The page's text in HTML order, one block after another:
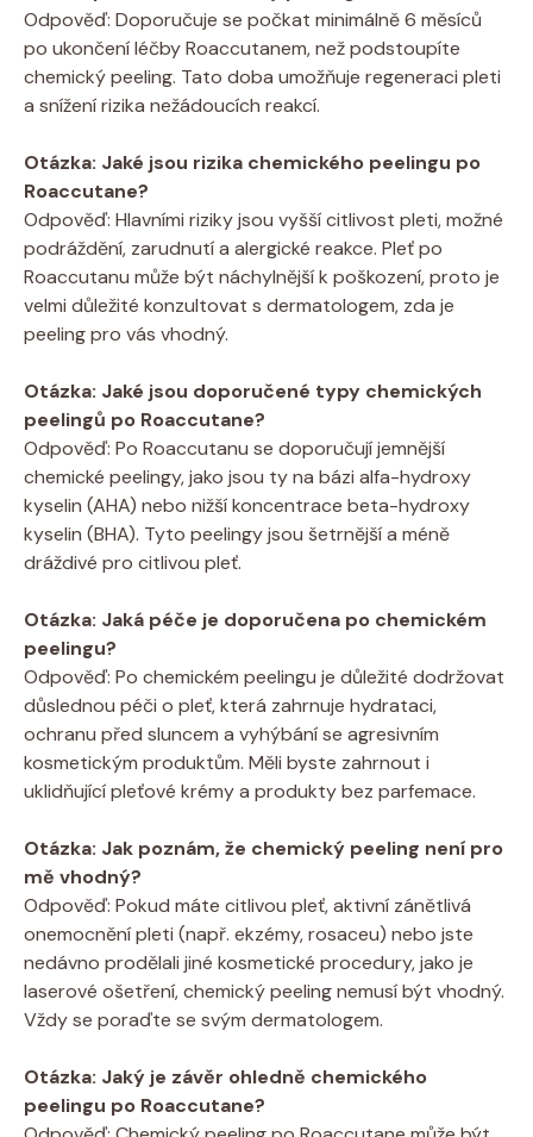
Odpověď: Doporučuje se počkat minimálně 6 měsíců
po ukončení léčby Roaccutanem, než podstoupíte
chemický peeling. Tato doba umožňuje regeneraci pleti
a snížení rizika nežádoucích reakcí.
Otázka: Jaké jsou rizika chemického peelingu po
Roaccutane?
Odpověď: Hlavními riziky jsou vyšší citlivost pleti, možné
podráždění, zarudnutí a alergické reakce. Pleť po
Roaccutanu může být náchylnější k poškození, proto je
velmi důležité konzultovat s dermatologem, zda je
peeling pro vás vhodný.
Otázka: Jaké jsou doporučené typy chemických
peelingů po Roaccutane?
Odpověď: Po Roaccutanu se doporučují jemnější
chemické peelingy, jako jsou ty na bázi alfa-hydroxy
kyselin (AHA) nebo nižší koncentrace beta-hydroxy
kyselin (BHA). Tyto peelingy jsou šetrnější a méně
dráždivé pro citlivou pleť.
Otázka: Jaká péče je doporučena po chemickém
peelingu?
Odpověď: Po chemickém peelingu je důležité dodržovat
důslednou péči o pleť, která zahrnuje hydrataci,
ochranu před sluncem a vyhýbání se agresivním
kosmetickým produktům. Měli byste zahrnout i
uklidňující pleťové krémy a produkty bez parfemace.
Otázka: Jak poznám, že chemický peeling není pro
mě vhodný?
Odpověď: Pokud máte citlivou pleť, aktivní zánětlivá
onemocnění pleti (např. ekzémy, rosaceu) nebo jste
nedávno prodělali jiné kosmetické procedury, jako je
laserové ošetření, chemický peeling nemusí být vhodný.
Vždy se poraďte se svým dermatologem.
Otázka: Jaký je závěr ohledně chemického
peelingu po Roaccutane?